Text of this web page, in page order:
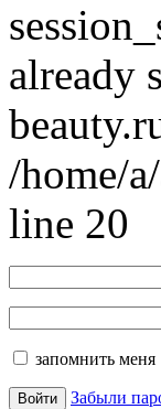
already
/home/
line 20
запомнить меня
Забыли